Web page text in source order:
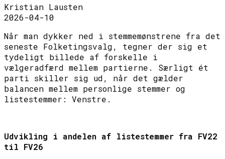
Kristian Lausten
2026-04-10
Når man dykker ned i stemmemønstrene fra det
seneste Folketingsvalg, tegner der sig et
tydeligt billede af forskelle i
vælgeradfærd mellem partierne. Særligt ét
parti skiller sig ud, når det gælder
balancen mellem personlige stemmer og
listestemmer: Venstre.
Udvikling i andelen af listestemmer fra FV22
til FV26